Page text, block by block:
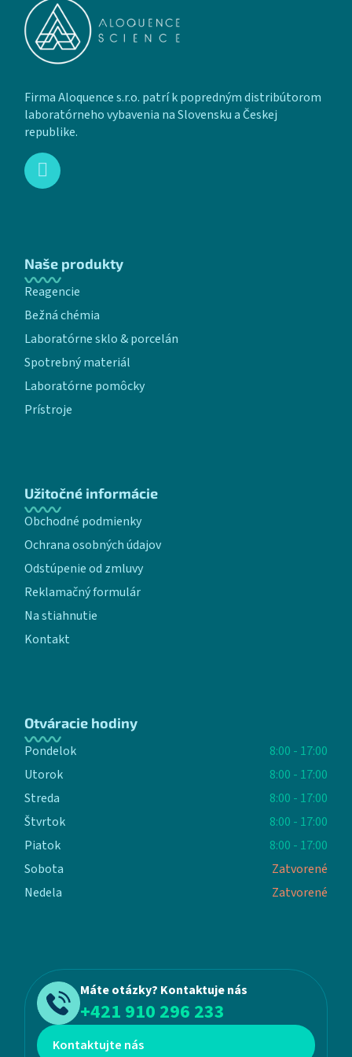
Firma Aloquence s.r.o. patrí k popredným distribútorom
laboratórneho vybavenia na Slovensku a Českej
republike.
Naše produkty
Reagencie
Bežná chémia
Laboratórne sklo & porcelán
Spotrebný materiál
Laboratórne pomôcky
Prístroje
Užitočné informácie
Obchodné podmienky
Ochrana osobných údajov
Odstúpenie od zmluvy
Reklamačný formulár
Na stiahnutie
Kontakt
Otváracie hodiny
Pondelok
8:00 - 17:00
Utorok
8:00 - 17:00
Streda
8:00 - 17:00
Štvrtok
8:00 - 17:00
Piatok
8:00 - 17:00
Sobota
Zatvorené
Nedela
Zatvorené
Máte otázky? Kontaktuje nás
+421 910 296 233
Kontaktujte nás